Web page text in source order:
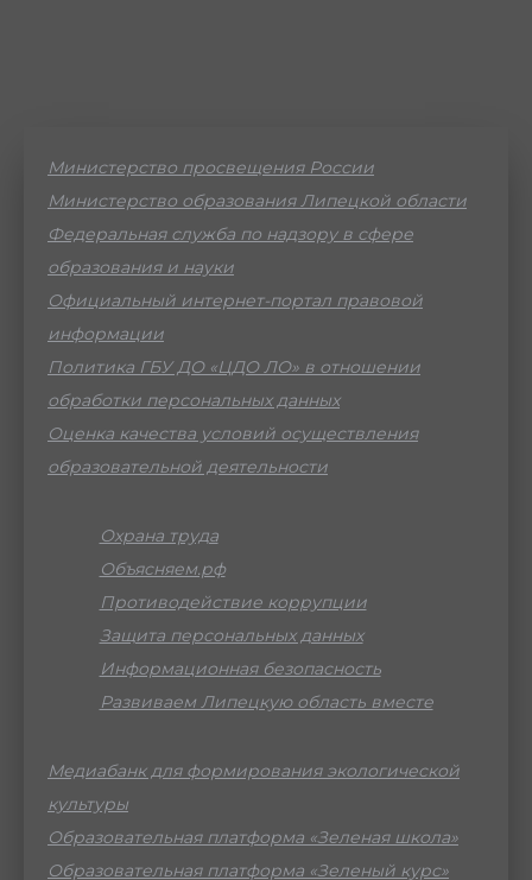
Министерство просвещения России
Министерство образования Липецкой области
Федеральная служба по надзору в сфере
образования и науки
Официальный интернет-портал правовой
информации
Политика ГБУ ДО «ЦДО ЛО» в отношении
обработки персональных данных
Оценка качества условий осуществления
образовательной деятельности
Охрана труда
Объясняем.рф
Противодействие коррупции
Защита персональных данных
Информационная безопасность
Развиваем Липецкую область вместе
Медиабанк для формирования экологической
культуры
Образовательная платформа «Зеленая школа»
Образовательная платформа «Зеленый курс»